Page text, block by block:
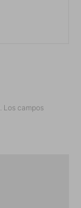
Los campos